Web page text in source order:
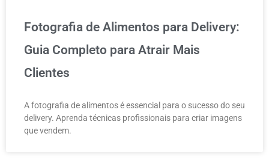
Fotografia de Alimentos para Delivery:
Guia Completo para Atrair Mais
Clientes
A fotografia de alimentos é essencial para o sucesso do seu
delivery. Aprenda técnicas profissionais para criar imagens
que vendem.